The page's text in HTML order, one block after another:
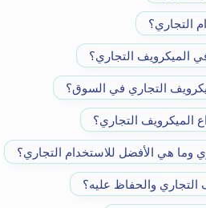
التجاري؟
الميكرويف التجاري؟
التجاري في السوق؟
الميكرويف التجاري؟
وما هي الأفضل للاستخدام التجاري؟
والحفاظ عليه؟